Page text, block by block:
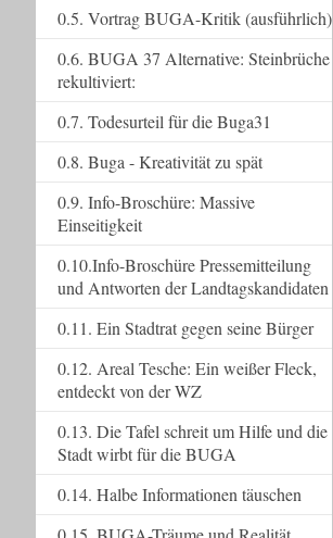
0.5. Vortrag BUGA-Kritik (ausführlich)
0.6. BUGA 37 Alternative: Steinbrüche
rekultiviert:
0.7. Todesurteil für die Buga31
0.8. Buga - Kreativität zu spät
0.9. Info-Broschüre: Massive
Einseitigkeit
0.10.Info-Broschüre Pressemitteilung
und Antworten der Landtagskandidaten
0.11. Ein Stadtrat gegen seine Bürger
0.12. Areal Tesche: Ein weißer Fleck,
entdeckt von der WZ
0.13. Die Tafel schreit um Hilfe und die
Stadt wirbt für die BUGA
0.14. Halbe Informationen täuschen